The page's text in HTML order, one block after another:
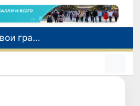
Самарканд расширит свои границы и приблизится к статусу города-миллионника
С 1 сентября пассажиры должны будут оплачивать проезд сразу при посадке в автобус